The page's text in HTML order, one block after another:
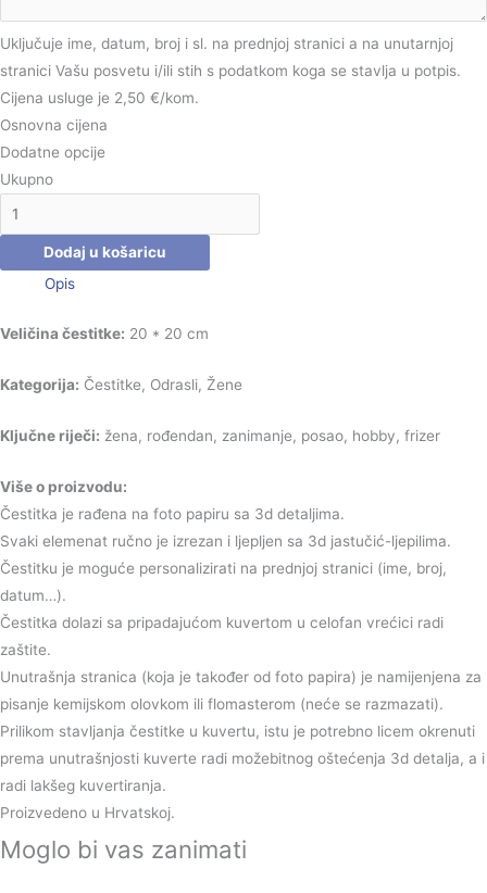
Uključuje ime, datum, broj i sl. na prednjoj stranici a na unutarnjoj
stranici Vašu posvetu i/ili stih s podatkom koga se stavlja u potpis.
Cijena usluge je 2,50 €/kom.
Osnovna cijena
Dodatne opcije
Ukupno
Dodaj u košaricu
Opis
Veličina čestitke: 20 * 20 cm
Kategorija: Čestitke, Odrasli, Žene
Ključne riječi: žena, rođendan, zanimanje, posao, hobby, frizer
Više o proizvodu:
Čestitka je rađena na foto papiru sa 3d detaljima.
Svaki elemenat ručno je izrezan i ljepljen sa 3d jastučić-ljepilima.
Čestitku je moguće personalizirati na prednjoj stranici (ime, broj,
datum…).
Čestitka dolazi sa pripadajućom kuvertom u celofan vrećici radi
zaštite.
Unutrašnja stranica (koja je također od foto papira) je namijenjena za
pisanje kemijskom olovkom ili flomasterom (neće se razmazati).
Prilikom stavljanja čestitke u kuvertu, istu je potrebno licem okrenuti
prema unutrašnjosti kuverte radi možebitnog oštećenja 3d detalja, a i
radi lakšeg kuvertiranja.
Proizvedeno u Hrvatskoj.
Moglo bi vas zanimati